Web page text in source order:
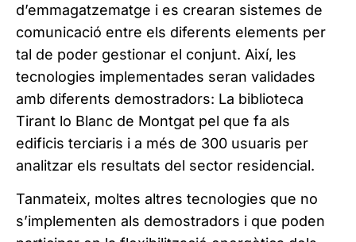
d’emmagatzematge i es crearan sistemes de
comunicació entre els diferents elements per
tal de poder gestionar el conjunt. Així, les
tecnologies implementades seran validades
amb diferents demostradors: La biblioteca
Tirant lo Blanc de Montgat pel que fa als
edificis terciaris i a més de 300 usuaris per
analitzar els resultats del sector residencial.
Tanmateix, moltes altres tecnologies que no
s’implementen als demostradors i que poden